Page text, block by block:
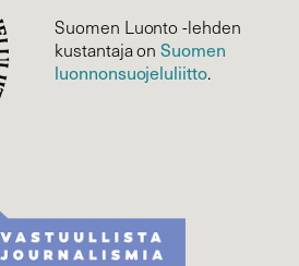
Suomen Luonto -lehden
kustantaja onSuomen
luonnonsuojelu­liitto.